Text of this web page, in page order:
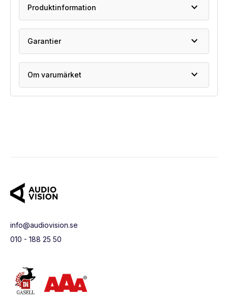
Produktinformation expand_more
Garantier expand_more
Om varumärket expand_more
info@audiovision.se
010 - 188 25 50